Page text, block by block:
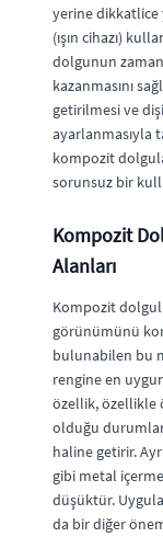
yerine dikkatlice
(ışın cihazı)
dolgunun
kazanmasını
getirilmesi ve
ayarlanmasıyla
kompozit
sorunsuz bir
Kompozit
Alanları
Kompozit
görünümünü
bulunabilen bu
rengine en
özellik, özellikle
olduğu
haline getirir.
gibi metal
düşüktür.
da bir diğer